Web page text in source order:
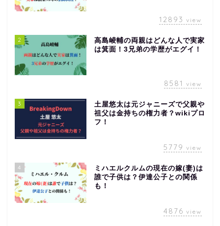
12893 view
2
高島崚輔の両親はどんな人で実家
は箕面！3兄弟の学歴がエグイ！
8581 view
3
土屋悠太は元ジャニーズで父親や
祖父は金持ちの権力者？wikiプロ
フ！
5779 view
4
ミハエルクルムの現在の嫁(妻)は
誰で子供は？伊達公子との関係
も！
4876 view